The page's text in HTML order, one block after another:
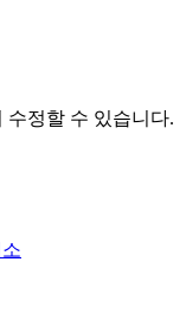
수정할 수 있습니다.